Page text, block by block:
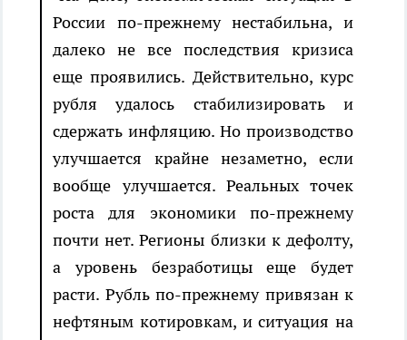
России по-прежнему нестабильна, и
далеко не все последствия кризиса
еще проявились. Действительно, курс
рубля удалось стабилизировать и
сдержать инфляцию. Но производство
улучшается крайне незаметно, если
вообще улучшается. Реальных точек
роста для экономики по-прежнему
почти нет. Регионы близки к дефолту,
а уровень безработицы еще будет
расти. Рубль по-прежнему привязан к
нефтяным котировкам, и ситуация на